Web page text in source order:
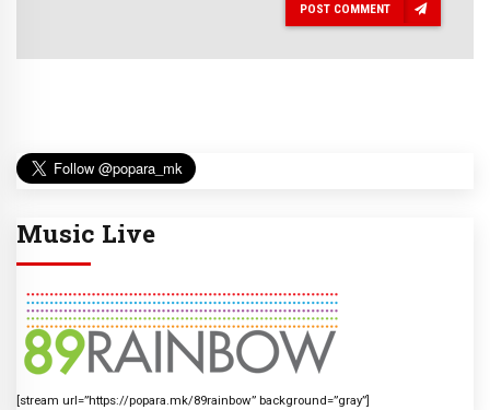
POST COMMENT
Music Live
[stream url=”https://popara.mk/89rainbow” background=”gray”]